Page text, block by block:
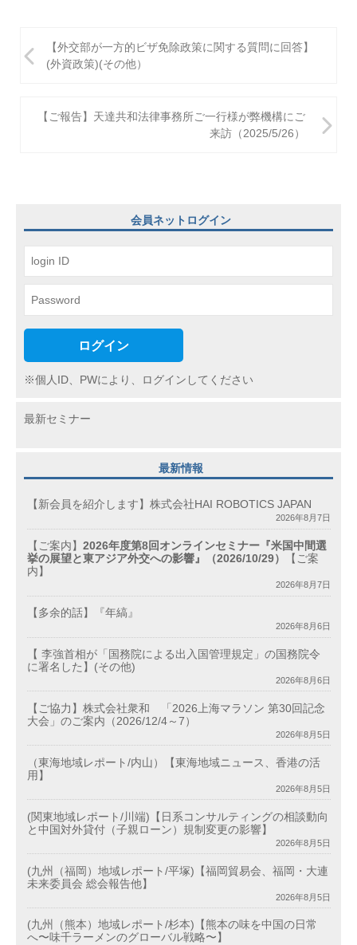
稿
ョ
ン
【外交部が一方的ビザ免除政策に関する質問に回答】
(外資政策)(その他）
【ご報告】天達共和法律事務所ご一行様が弊機構にご
来訪（2025/5/26）
会員ネットログイン
ログイン
※個人ID、PWにより、ログインしてください
最新セミナー
最新情報
【新会員を紹介します】株式会社HAI ROBOTICS JAPAN
2026年8月7日
【ご案内】 2026年度第8回オンラインセミナー『米国中間選
挙の展望と東アジア外交への影響』（2026/10/29）
【ご案
内】
2026年8月7日
【多余的話】『年縞』
2026年8月6日
【 李強首相が「国務院による出入国管理規定」の国務院令
に署名した】(その他)
2026年8月6日
【ご協力】株式会社衆和 「2026上海マラソン 第30回記念
大会」のご案内（2026/12/4～7）
2026年8月5日
（東海地域レポート/内山）【東海地域ニュース、香港の活
用】
2026年8月5日
(関東地域レポート/川端)【日系コンサルティングの相談動向
と中国対外貸付（子親ローン）規制変更の影響】
2026年8月5日
(九州（福岡）地域レポート/平塚)【福岡貿易会、福岡・大連
未来委員会 総会報告他】
2026年8月5日
(九州（熊本）地域レポート/杉本)【熊本の味を中国の日常
へ〜味千ラーメンのグローバル戦略〜】